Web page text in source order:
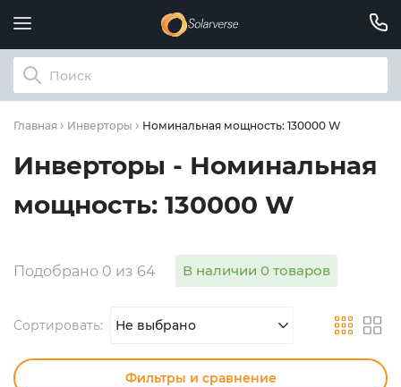
Главная Инверторы Номинальная мощность: 130000 W
Инверторы - Номинальная
мощность: 130000 W
Подобрано 0 из 64 В наличии 0 товаров
Сортировать: Не выбрано
Фильтры и сравнение